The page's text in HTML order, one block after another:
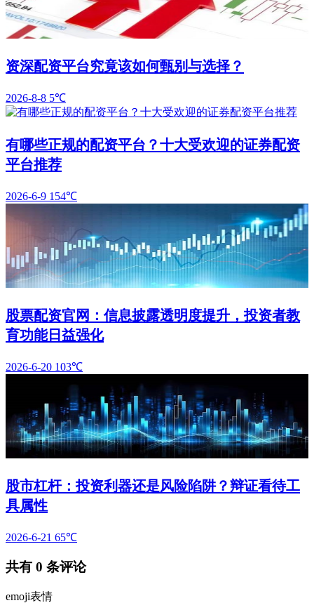
资深配资平台究竟该如何甄别与选择？
2026-8-8 5℃
有哪些正规的配资平台？十大受欢迎的证券配资
平台推荐
2026-6-9 154℃
股票配资官网：信息披露透明度提升，投资者教
育功能日益强化
2026-6-20 103℃
股市杠杆：投资利器还是风险陷阱？辩证看待工
具属性
2026-6-21 65℃
共有 0 条评论
emoji表情